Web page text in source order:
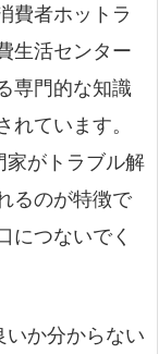
費者ホットラ
生活センター
専門的な知識
ています。
家がトラブル解
るのが特徴で
につないでく
か分からない